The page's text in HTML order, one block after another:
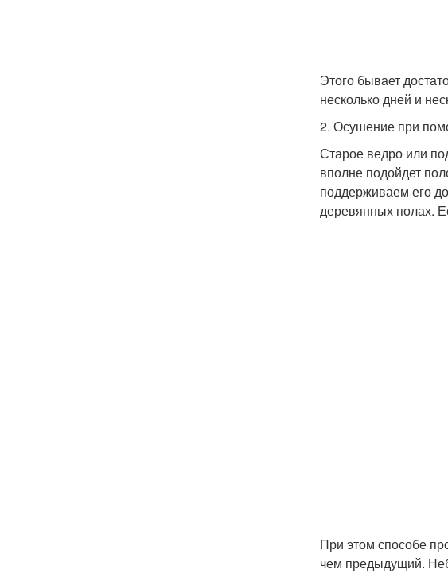
Этого бывает
несколько дней и
2. Осушение при
Старое ведро или
вполне подойдет
поддерживаем его
деревянных полах.
При этом способе
чем предыдущий.